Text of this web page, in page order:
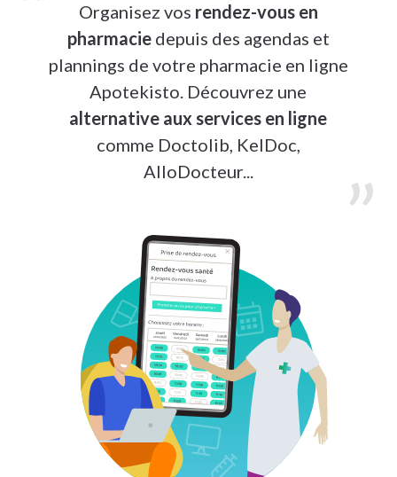
Organisez vos rendez-vous en
pharmaciedepuis des agendas et
plannings de votre pharmacie en ligne
Apotekisto. Découvrez une
alternative aux services en ligne
comme Doctolib, KelDoc,
AlloDocteur...